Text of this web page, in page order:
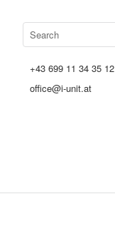
+43 699 11 34 35 12
office@i-unit.at